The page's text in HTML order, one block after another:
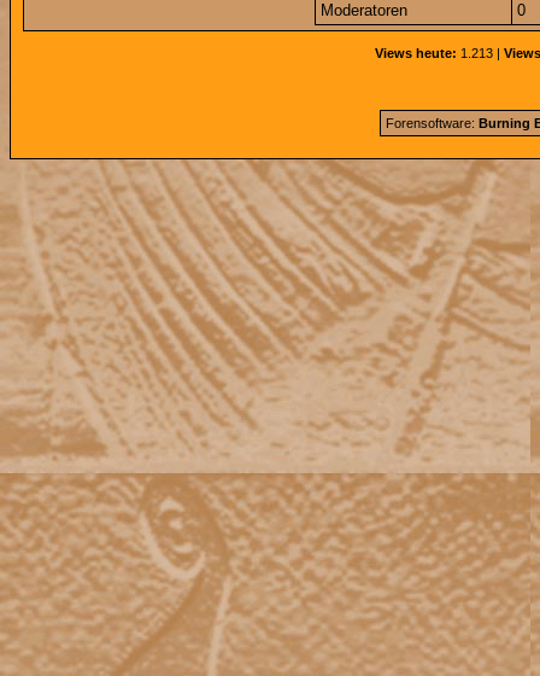
Moderatoren
0
Views heute: 1.213 |
Forensoftware: Burning